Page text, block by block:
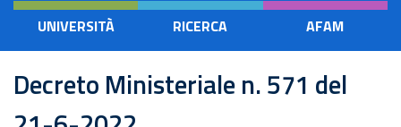
UNIVERSITÀ RICERCA AFAM
Decreto Ministeriale n. 571 del